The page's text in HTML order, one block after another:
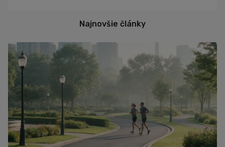
Turistika
Beh
Výživa
Ďalšie športy
Šport
Zdravie
Najnovšie články